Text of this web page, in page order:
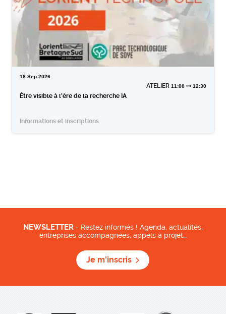
18 Sep 2026
ATELIER 11:00 12:30
Être visible à l’ère de la recherche IA
Informations et inscriptions
NEWSLETTER - Restez informés ! Agenda, actualités,
entreprises accompagnées, appels à projet…
Je m'inscris